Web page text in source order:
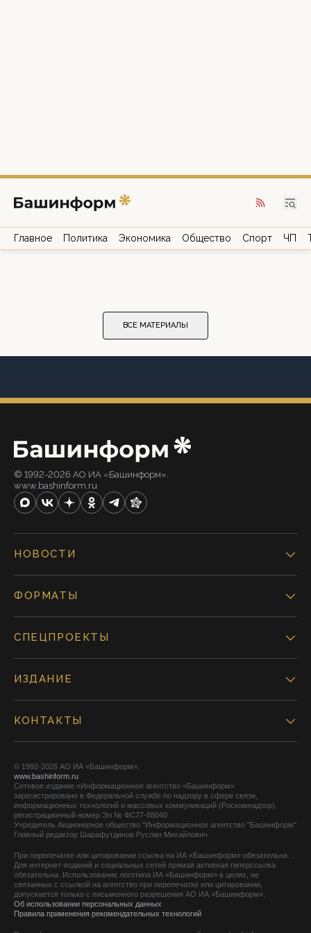
Главное Политика Экономика Общество Спорт ЧП
ВСЕ МАТЕРИАЛЫ
© 1992-2026 АО ИА «Башинформ».
www.bashinform.ru
НОВОСТИ
ФОРМАТЫ
СПЕЦПРОЕКТЫ
ИЗДАНИЕ
КОНТАКТЫ
© 1992-2026 АО ИА «Башинформ».
www.bashinform.ru
Сетевое издание «Информационное агентство «Башинформ»
зарегистрировано в Федеральной службе по надзору в сфере связи,
информационных технологий и массовых коммуникаций (Роскомнадзор),
регистрационный номер Эл № ФС77-88040
Учредитель Акционерное общество "Информационное агентство "Башинформ"
Главный редактор Шарафутдинов Руслан Михайлович
При перепечатке или цитировании ссылка на ИА «Башинформ» обязательна.
Для интернет-изданий и социальных сетей прямая активная гиперссылка
обязательна. Использование логотипа ИА «Башинформ» в целях, не
связанных с ссылкой на агентство при перепечатке или цитировании,
допускается только с письменного разрешения АО ИА «Башинформ».
Об использовании персональных данных
Правила применения рекомендательных технологий